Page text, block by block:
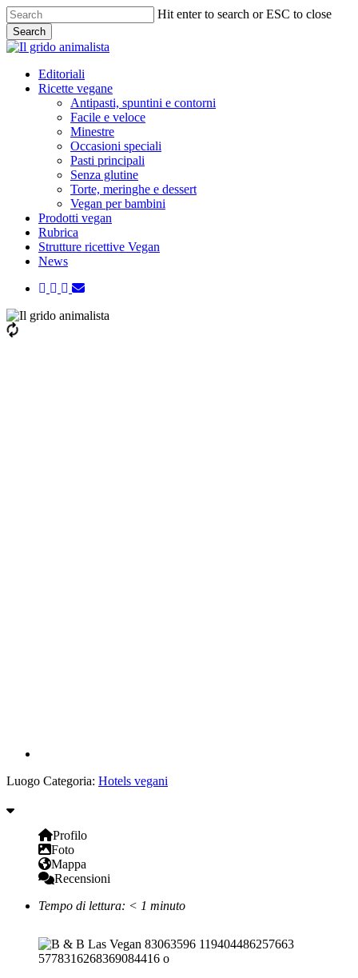
Skip
to
main
content
Hit enter to search or ESC to close
Search
Close
Menu
Editoriali
Ricette vegane
Antipasti, spuntini e contorni
Facile e veloce
Minestre
Occasioni speciali
Pasti principali
Senza glutine
Torte, meringhe e dessert
Vegan per bambini
Prodotti vegan
Rubrica
Strutture ricettive Vegan
News
twitter
facebook
instagram
email
Luogo Categoria: Hotels vegani
Profilo
Foto
Mappa
Recensioni
Tempo di lettura: < 1 minuto